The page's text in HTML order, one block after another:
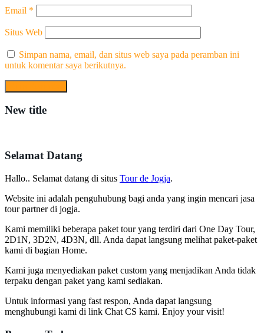
Email *
Situs Web
Simpan nama, email, dan situs web saya pada peramban ini
untuk komentar saya berikutnya.
New title
Selamat Datang
Hallo.. Selamat datang di situs Tour de Jogja.
Website ini adalah penguhubung bagi anda yang ingin mencari jasa
tour partner di jogja.
Kami memiliki beberapa paket tour yang terdiri dari One Day Tour,
2D1N, 3D2N, 4D3N, dll. Anda dapat langsung melihat paket-paket
kami di bagian Home.
Kami juga menyediakan paket custom yang menjadikan Anda tidak
terpaku dengan paket yang kami sediakan.
Untuk informasi yang fast respon, Anda dapat langsung
menghubungi kami di link Chat CS kami. Enjoy your visit!